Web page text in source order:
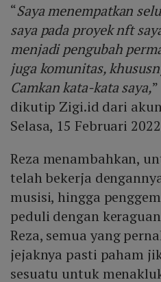
“Saya menempatkan
saya pada proyek nft
menjadi pengubah
juga komunitas,
Camkan kata-kata saya,
dikutip Zigi.id dari
Selasa, 15 Februari
Reza menambahkan,
telah bekerja
musisi, hingga
peduli dengan
Reza, semua yang
jejaknya pasti paham
sesuatu untuk